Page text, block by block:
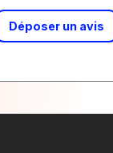
Déposer un avis